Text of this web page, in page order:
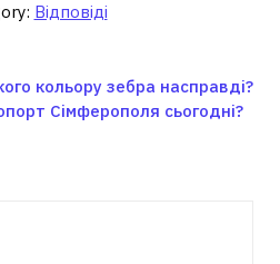
Відповіді
кольору зебра насправді?
Сімферополя сьогодні?